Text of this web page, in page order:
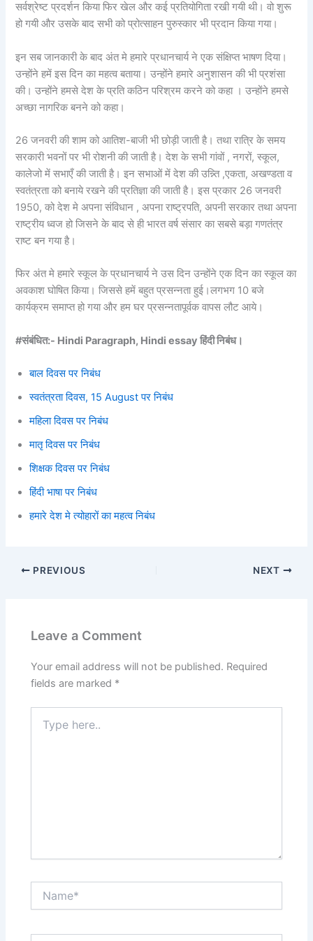
सर्वश्रेष्ट प्रदर्शन किया फिर खेल और कई प्रतियोगिता रखी गयी थी। वो शुरू
हो गयी और उसके बाद सभी को प्रोत्साहन पुरुस्कार भी प्रदान किया गया।
इन सब जानकारी के बाद अंत मे हमारे प्रधानचार्य ने एक संक्षिप्त भाषण दिया।
उन्होंने हमें इस दिन का महत्व बताया। उन्होंने हमारे अनुशासन की भी प्रशंसा
की। उन्होंने हमसे देश के प्रति कठिन परिश्रम करने को कहा । उन्होंने हमसे
अच्छा नागरिक बनने को कहा।
26 जनवरी की शाम को आतिश-बाजी भी छोड़ी जाती है। तथा रात्रि के समय
सरकारी भवनों पर भी रोशनी की जाती है। देश के सभी गांवों , नगरों, स्कूल,
कालेजो में सभाएँ की जाती है। इन सभाओं में देश की उन्न्ति ,एकता, अखण्डता व
स्वतंत्रता को बनाये रखने की प्रतिज्ञा की जाती है। इस प्रकार 26 जनवरी
1950, को देश मे अपना संविधान , अपना राष्ट्रपति, अपनी सरकार तथा अपना
राष्ट्रीय ध्वज हो जिसने के बाद से ही भारत वर्ष संसार का सबसे बड़ा गणतंत्र
राष्ट बन गया है।
फिर अंत मे हमारे स्कूल के प्रधानचार्य ने उस दिन उन्होंने एक दिन का स्कूल का
अवकाश घोषित किया। जिससे हमें बहुत प्रसन्नता हुई।लगभग 10 बजे
कार्यक्रम समाप्त हो गया और हम घर प्रसन्नतापूर्वक वापस लौट आये।
#संबंधित:- Hindi Paragraph, Hindi essay हिंदी निबंध।
बाल दिवस पर निबंध
स्वतंत्रता दिवस, 15 August पर निबंध
महिला दिवस पर निबंध
मातृ दिवस पर निबंध
शिक्षक दिवस पर निबंध
हिंदी भाषा पर निबंध
हमारे देश मे त्योहारों का महत्व निबंध
PREVIOUS NEXT
Leave a Comment
Your email address will not be published. Required
fields are marked *
here..